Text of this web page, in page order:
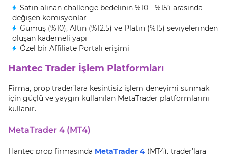
Satın alınan challenge bedelinin %10 - %15’i arasında
değişen komisyonlar
Gümüş (%10), Altın (%12.5) ve Platin (%15) seviyelerinden
oluşan kademeli yapı
Özel bir Affiliate Portalı erişimi
Hantec Trader İşlem Platformları
Firma, prop trader’lara kesintisiz işlem deneyimi sunmak
için güçlü ve yaygın kullanılan MetaTrader platformlarını
kullanır.
MetaTrader 4 (MT4)
Hantec prop firmasında MetaTrader 4 (MT4), trader’lara